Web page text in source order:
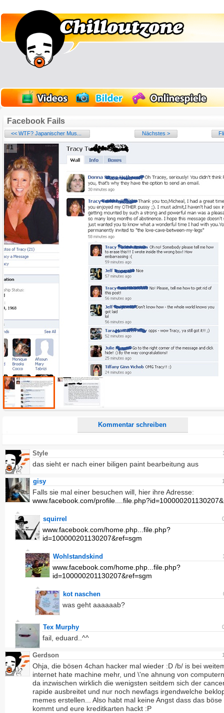
Facebook Fails
<< WTF? Japanischer Mus... Nächstes >
#1
Kommentar schreiben
Name:
E-Mail-Adresse (optional):
Kommentar:
Alle HTML-Tags außer <br>, <strike> und <i> werden aus Deinem Kommentar entfernt.
URLs werden automatisch umgewandelt. Bitte verwende "www." oder "http://" in URLs
Ich möchte eine E-Mail, wenn zu meinem Kommentar Antworten erscheinen.
Ich möchte eine E-Mail, wenn auf dieser Seite weitere Kommentare erscheinen.
Style
das sieht er nach einer biligen paint bearbeitung aus
gisy
Falls sie mal einer besuchen will, hier ihre Adresse:
www.facebook.com/
squirrel
www.facebook.com/home.php...file.php?
id=100000201130207&ref=sgm
Wohlstandskind
www.facebook.com/home.php...file.php?
id=100000201130207&ref=sgm
kot naschen
was geht aaaaaab?
Tex Murphy
fail, eduard..^^
Gerdson
Ohja, die bösen 4chan hacker mal wieder :D /b/ is bei
internet hate machine mehr, und \'ne ahnung von
da inzwischen wirklich die wenigsten seitdem sich der
rapide ausbreitet und nur noch newfags irgendwelche
memes erstellen... Also habt mal keine Angst dass das böse
kommt und eure kreditkarten hackt :P